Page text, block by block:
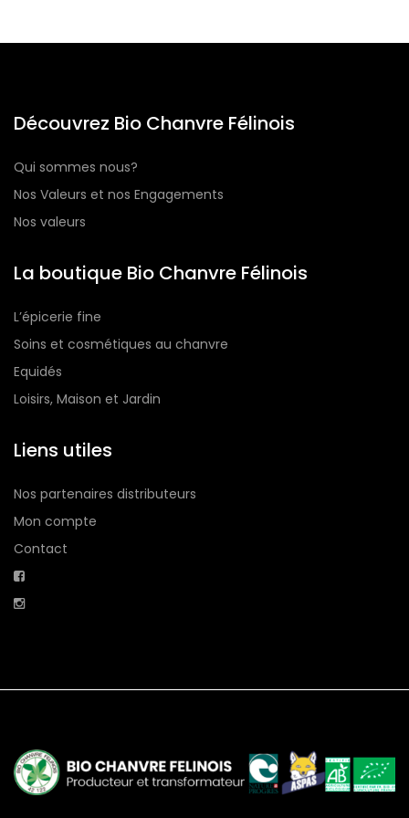
Découvrez Bio Chanvre Félinois
Qui sommes nous?
Nos Valeurs et nos Engagements
Nos valeurs
La boutique Bio Chanvre Félinois
L’épicerie fine
Soins et cosmétiques au chanvre
Equidés
Loisirs, Maison et Jardin
Liens utiles
Nos partenaires distributeurs
Mon compte
Contact